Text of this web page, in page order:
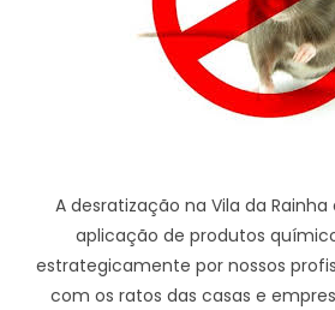
A desratização na Vila da
aplicação de produtos
estrategicamente por nossos
com os ratos das casas e